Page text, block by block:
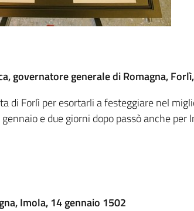
governatore generale di Romagna,
di Forlì per esortarli a festeggiare nel
e due giorni dopo passò anche per
Imola, 14 gennaio 1502